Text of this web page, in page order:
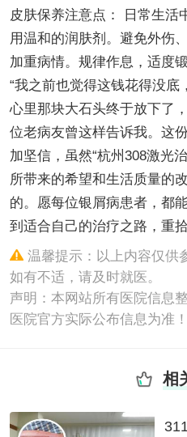
皮肤保养注意点： 日常生活
用温和的润肤剂。避免外伤
加重病情。规律作息，适度
“我之前也觉得这钱花得没底
心里那块大石头终于放下了
位老病友曾这样告诉我。这
加坚信，虽然“杭州308激光
所带来的希望和生活质量的
的。愿每位银屑病患者，都
到适合自己的治疗之路，重
温馨提示：以上内容仅供
如有不适，请及时就医。
声明：本网站所有医院信息
医院官方实际公布信息为准！
相